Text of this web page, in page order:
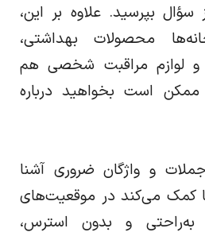
سؤال بپرسید. علاوه بر این،
محصولات بهداشتی،
لوازم مراقبت شخصی هم
است بخواهید درباره
و واژگان ضروری آشنا
کمک می‌کند در موقعیت‌های
به‌راحتی و بدون استرس،